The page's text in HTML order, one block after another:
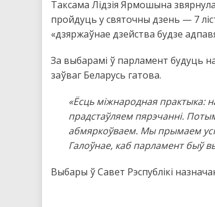
Таксама Лідзія Ярмошына
пройдуць у святочны дзень — 7
«дзяржаўнае дзейства будзе
За выбарамі ў парламент будуць
заўваг Беларусь гатова.
«Ёсць міжнародная практыка:
прадстаўляем пярэчанні.
абмяркоўваем. Мы прымаем
Галоўнае, каб парламент быў
Выбары ў Савет Рэспублікі